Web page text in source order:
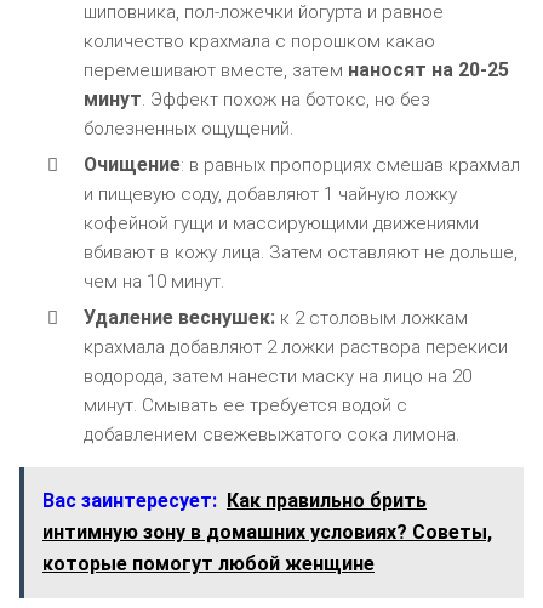
шиповника, пол-ложечки йогурта и равное
количество крахмала с порошком какао
перемешивают вместе, затем наносят на 20-25
минут. Эффект похож на ботокс, но без
болезненных ощущений.
Очищение: в равных пропорциях смешав крахмал
и пищевую соду, добавляют 1 чайную ложку
кофейной гущи и массирующими движениями
вбивают в кожу лица. Затем оставляют не дольше,
чем на 10 минут.
Удаление веснушек:к 2 столовым ложкам
крахмала добавляют 2 ложки раствора перекиси
водорода, затем нанести маску на лицо на 20
минут. Смывать ее требуется водой с
добавлением свежевыжатого сока лимона.
Вас заинтересует: Как правильно брить
интимную зону в домашних условиях? Советы,
которые помогут любой женщине